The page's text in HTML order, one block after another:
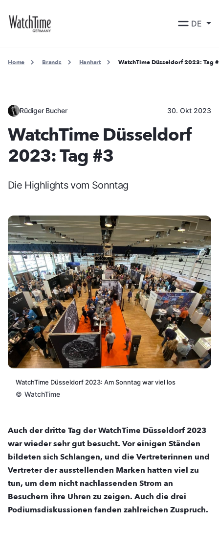
DE
Home Brands Hanhart WatchTime Düsseldorf 2023: Tag
Rüdiger Bucher 30. Okt 2023
WatchTime Düsseldorf
2023: Tag #3
Die Highlights vom Sonntag
WatchTime Düsseldorf 2023: Am Sonntag war viel los
© WatchTime
Auch der dritte Tag der WatchTime Düsseldorf 2023
war wieder sehr gut besucht. Vor einigen Ständen
bildeten sich Schlangen, und die Vertreterinnen und
Vertreter der ausstellenden Marken hatten viel zu
tun, um dem nicht nachlassenden Strom an
Besuchern ihre Uhren zu zeigen. Auch die drei
Podiumsdiskussionen fanden zahlreichen Zuspruch.